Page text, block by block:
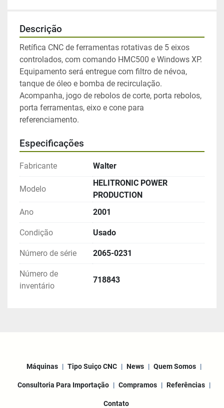
Descrição
Retífica CNC de ferramentas rotativas de 5 eixos
controlados, com comando HMC500 e Windows XP.
Equipamento será entregue com filtro de névoa,
tanque de óleo e bomba de recirculação.
Acompanha, jogo de rebolos de corte, porta rebolos,
porta ferramentas, eixo e cone para
referenciamento.
Especificações
Fabricante Walter
Modelo
HELITRONIC POWER
PRODUCTION
Ano
2001
Condição Usado
Número de série 2065-0231
Número de
inventário
718843
Máquinas Tipo Suiço CNC News Quem Somos
Consultoria Para Importação Compramos Referências
Contato